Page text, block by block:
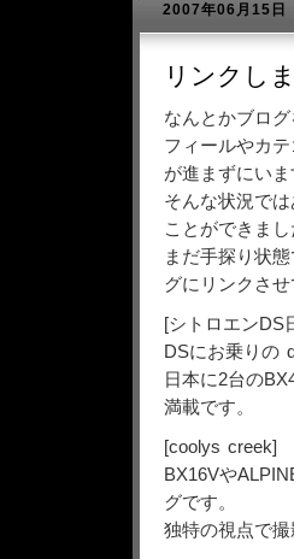
2007年06月15日
リンクし
なんとかブロ
フィールやカ
が進まずにいま
そんな状況で
ことができまし
まだ手探り状
グにリンクさ
[シトロエンDS
DSにお乗りの
日本に2台の
満載です。
[coolys creek]
BX16Vや
グです。
独特の視点で